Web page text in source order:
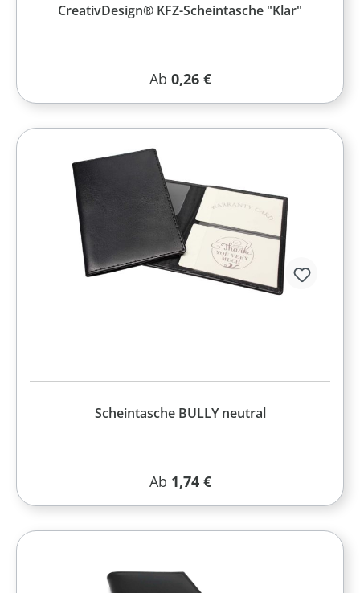
CreativDesign® KFZ-Scheintasche "Klar"
Regulärer Preis:
Ab 0,26 €
Scheintasche BULLY neutral
Regulärer Preis:
Ab 1,74 €